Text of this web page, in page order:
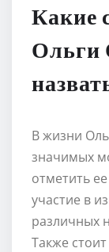
Какие
Ольги
В жизни
значимых
отметить
участие в
различных
Также